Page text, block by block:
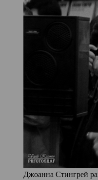
Джоанна Стингрей